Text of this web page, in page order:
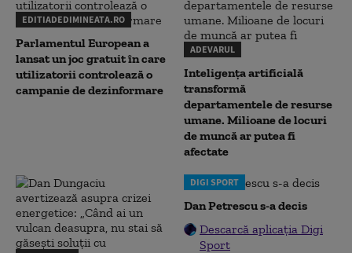
EDITIADEDIMINEATA.RO
Parlamentul European a
lansat un joc gratuit în care
utilizatorii controlează o
campanie de dezinformare
ADEVARUL
Inteligența artificială
transformă
departamentele de resurse
umane. Milioane de locuri
de muncă ar putea fi
afectate
DIGI SPORT
Dan Petrescu s-a decis
Descarcă aplicația Digi
Sport